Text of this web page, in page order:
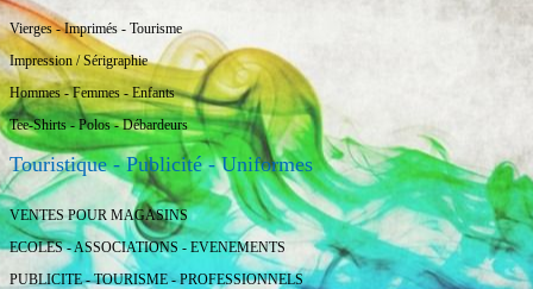
Vierges - Imprimés - Tourisme
Impression / Sérigraphie
Hommes - Femmes - Enfants
Tee-Shirts - Polos - Débardeurs
Touristique - Publicité - Uniformes
VENTES POUR MAGASINS
ECOLES - ASSOCIATIONS - EVENEMENTS
PUBLICITE - TOURISME - PROFESSIONNELS